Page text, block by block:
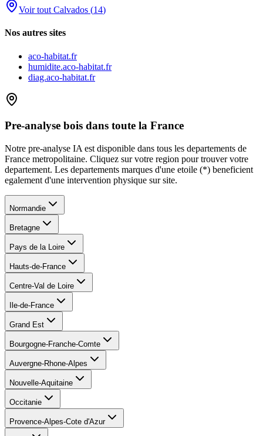
Voir tout Calvados (14)
Nos autres sites
aco-habitat.fr
humidite.aco-habitat.fr
diag.aco-habitat.fr
Pre-analyse bois dans toute la France
Notre pre-analyse IA est disponible dans tous les departements de
France metropolitaine. Cliquez sur votre region pour trouver votre
departement. Les departements marques d'une etoile (*) beneficient
egalement d'une intervention physique sur site.
Normandie
Bretagne
Pays de la Loire
Hauts-de-France
Centre-Val de Loire
Ile-de-France
Grand Est
Bourgogne-Franche-Comte
Auvergne-Rhone-Alpes
Nouvelle-Aquitaine
Occitanie
Provence-Alpes-Cote d'Azur